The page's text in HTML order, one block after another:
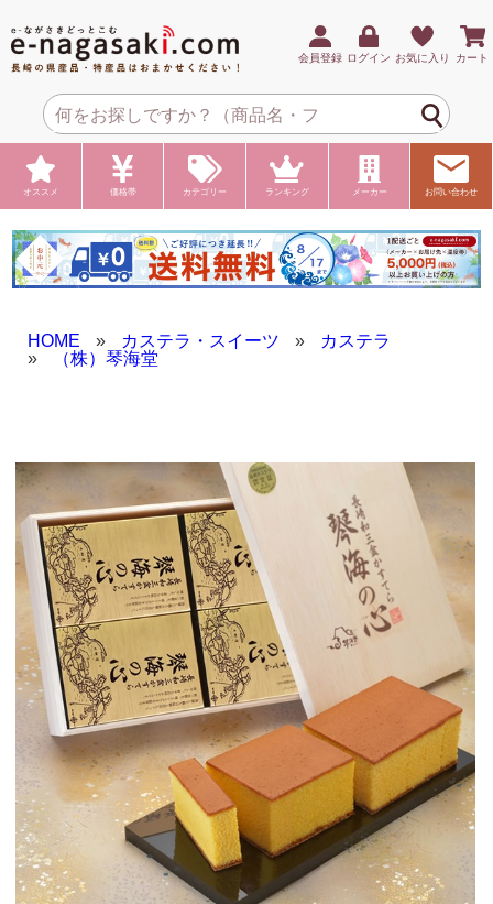
会員登録 ログイン お気に入り カート
オススメ 価格帯 カテゴリー ランキング メーカー お問い合わせ
HOME » カステラ・スイーツ »
カステラ
»
（株）琴海堂